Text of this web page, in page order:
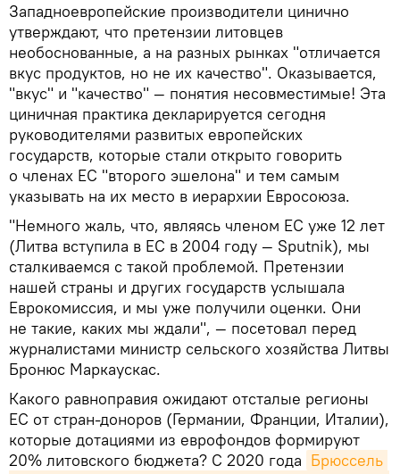
Западноевропейские производители цинично
утверждают, что претензии литовцев
необоснованные, а на разных рынках "отличается
вкус продуктов, но не их качество". Оказывается,
"вкус" и "качество" — понятия несовместимые! Эта
циничная практика декларируется сегодня
руководителями развитых европейских
государств, которые стали открыто говорить
о членах ЕС "второго эшелона" и тем самым
указывать на их место в иерархии Евросоюза.
"Немного жаль, что, являясь членом ЕС уже 12 лет
(Литва вступила в ЕС в 2004 году — Sputnik), мы
сталкиваемся с такой проблемой. Претензии
нашей страны и других государств услышала
Еврокомиссия, и мы уже получили оценки. Они
не такие, каких мы ждали", — посетовал перед
журналистами министр сельского хозяйства Литвы
Бронюс Маркаускас.
Какого равноправия ожидают отсталые регионы
ЕС от стран-доноров (Германии, Франции, Италии),
которые дотациями из еврофондов формируют
20% литовского бюджета? С 2020 года Брюссель